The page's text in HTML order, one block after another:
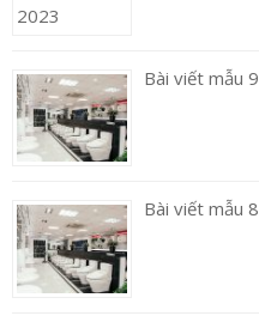
Bài viết mẫu 9
Bài viết mẫu 8